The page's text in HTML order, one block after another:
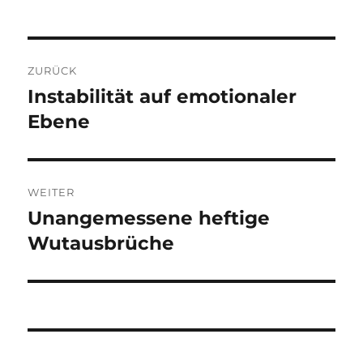
ZURÜCK
Vorheriger
Beitrag:
Instabilität auf emotionaler
Ebene
WEITER
Nächster
Beitrag:
Unangemessene heftige
Wutausbrüche